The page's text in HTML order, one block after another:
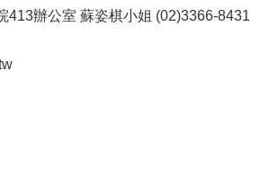
413辦公室 蘇姿棋小姐 (02)3366-8431